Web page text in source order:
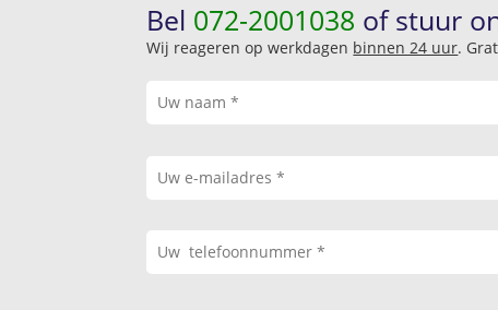
Bel 072-2001038 of stuur
Wij reageren op werkdagen binnen 24 uur.